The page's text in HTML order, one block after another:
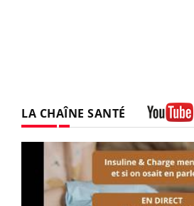
LA CHAÎNE SANTÉ